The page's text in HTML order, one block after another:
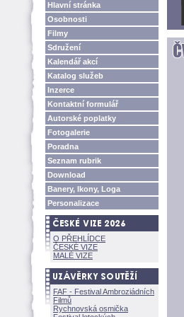
Hlavní stránka
Osobnosti
Filmy
Sdružení
Kalendář akcí
Katalog služeb
Inzerce
Kontaktní formulář
Autorské poplatky
Fotogalerie
Poradna
Seznam rubrik
Download
Banery, Ikony, Loga
Personalizace
O PŘEHLÍDCE
ČESKÉ VIZE
MALÉ VIZE
FAF - Festival Ambroziádních
Filmů
Rychnovská osmička